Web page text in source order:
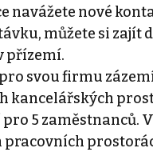
navážete nové
můžete si zajít
přízemí.
svou firmu
kancelářských
5 zaměstnanců.
pracovních